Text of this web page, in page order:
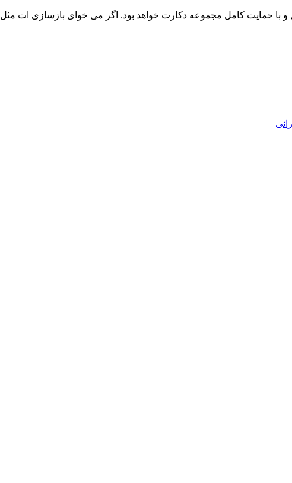
با حمایت کامل مجموعه دکارت خواهد بود. اگر می ‌خوای بازسازی ‌ات مثل